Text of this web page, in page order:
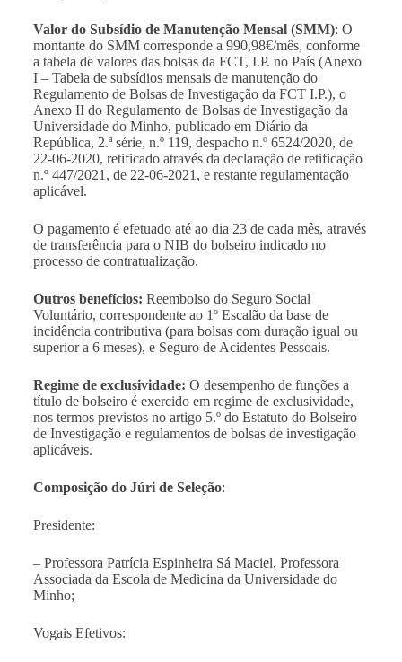
Valor do Subsídio de Manutenção Mensal (SMM): O
montante do SMM corresponde a 990,98€/mês, conforme
a tabela de valores das bolsas da FCT, I.P. no País (Anexo
I – Tabela de subsídios mensais de manutenção do
Regulamento de Bolsas de Investigação da FCT I.P.), o
Anexo II do Regulamento de Bolsas de Investigação da
Universidade do Minho, publicado em Diário da
República, 2.ª série, n.º 119, despacho n.º 6524/2020, de
22-06-2020, retificado através da declaração de retificação
n.º 447/2021, de 22-06-2021, e restante regulamentação
aplicável.
O pagamento é efetuado até ao dia 23 de cada mês, através
de transferência para o NIB do bolseiro indicado no
processo de contratualização.
Outros benefícios: Reembolso do Seguro Social
Voluntário, correspondente ao 1º Escalão da base de
incidência contributiva (para bolsas com duração igual ou
superior a 6 meses), e Seguro de Acidentes Pessoais.
Regime de exclusividade: O desempenho de funções a
título de bolseiro é exercido em regime de exclusividade,
nos termos previstos no artigo 5.º do Estatuto do Bolseiro
de Investigação e regulamentos de bolsas de investigação
aplicáveis.
Composição do Júri de Seleção:
Presidente:
– Professora Patrícia Espinheira Sá Maciel, Professora
Associada da Escola de Medicina da Universidade do
Minho;
Vogais Efetivos: